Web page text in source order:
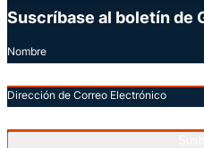
Suscríbase al boletín de
Nombre
Dirección de Correo Electrónico